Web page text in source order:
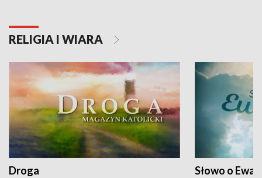
RELIGIA I WIARA
Droga Słowo o